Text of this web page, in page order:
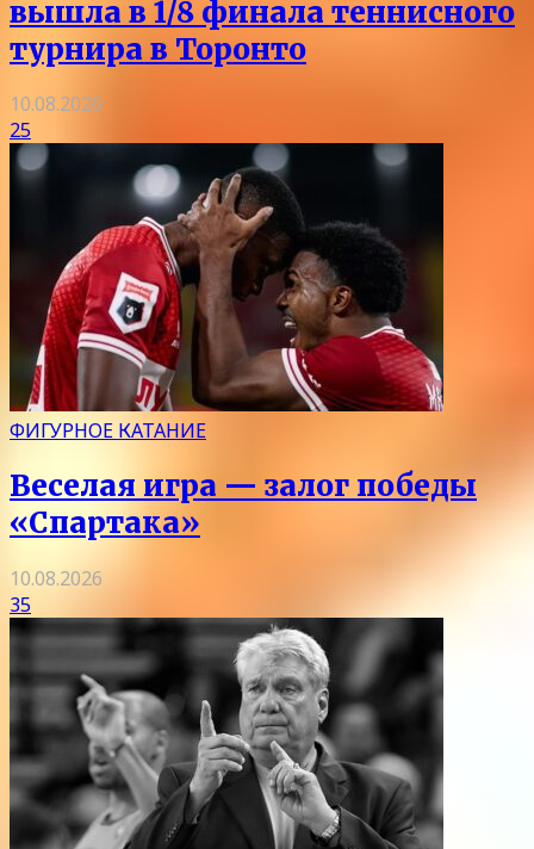
вышла в 1/8 финала теннисного
турнира в Торонто
10.08.2026
25
ФИГУРНОЕ КАТАНИЕ
Веселая игра — залог победы
«Спартака»
10.08.2026
35